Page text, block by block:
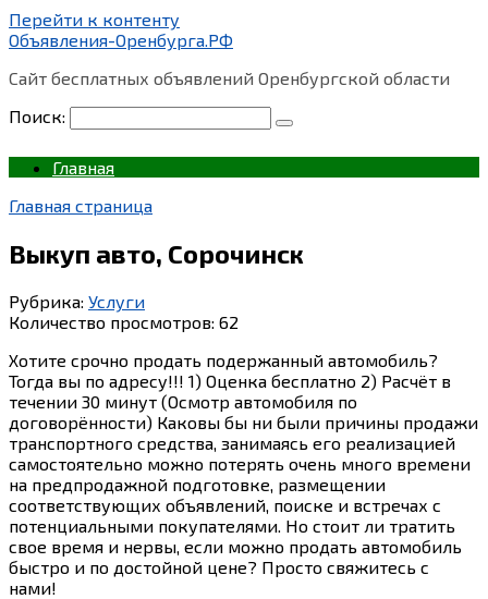
Перейти к контенту
Объявления-Оренбурга.РФ
Сайт бесплатных объявлений Оренбургской области
Поиск:
Главная
Главная страница
Выкуп авто, Сорочинск
Рубрика: Услуги
Количество просмотров: 62
Хотите срочно продать подержанный автомобиль?
Тогда вы по адресу!!! 1) Оценка бесплатно 2) Расчёт в
течении 30 минут (Осмотр автомобиля по
договорённости) Каковы бы ни были причины продажи
транспортного средства, занимаясь его реализацией
самостоятельно можно потерять очень много времени
на предпродажной подготовке, размещении
соответствующих объявлений, поиске и встречах с
потенциальными покупателями. Но стоит ли тратить
свое время и нервы, если можно продать автомобиль
быстро и по достойной цене? Просто свяжитесь с
нами!